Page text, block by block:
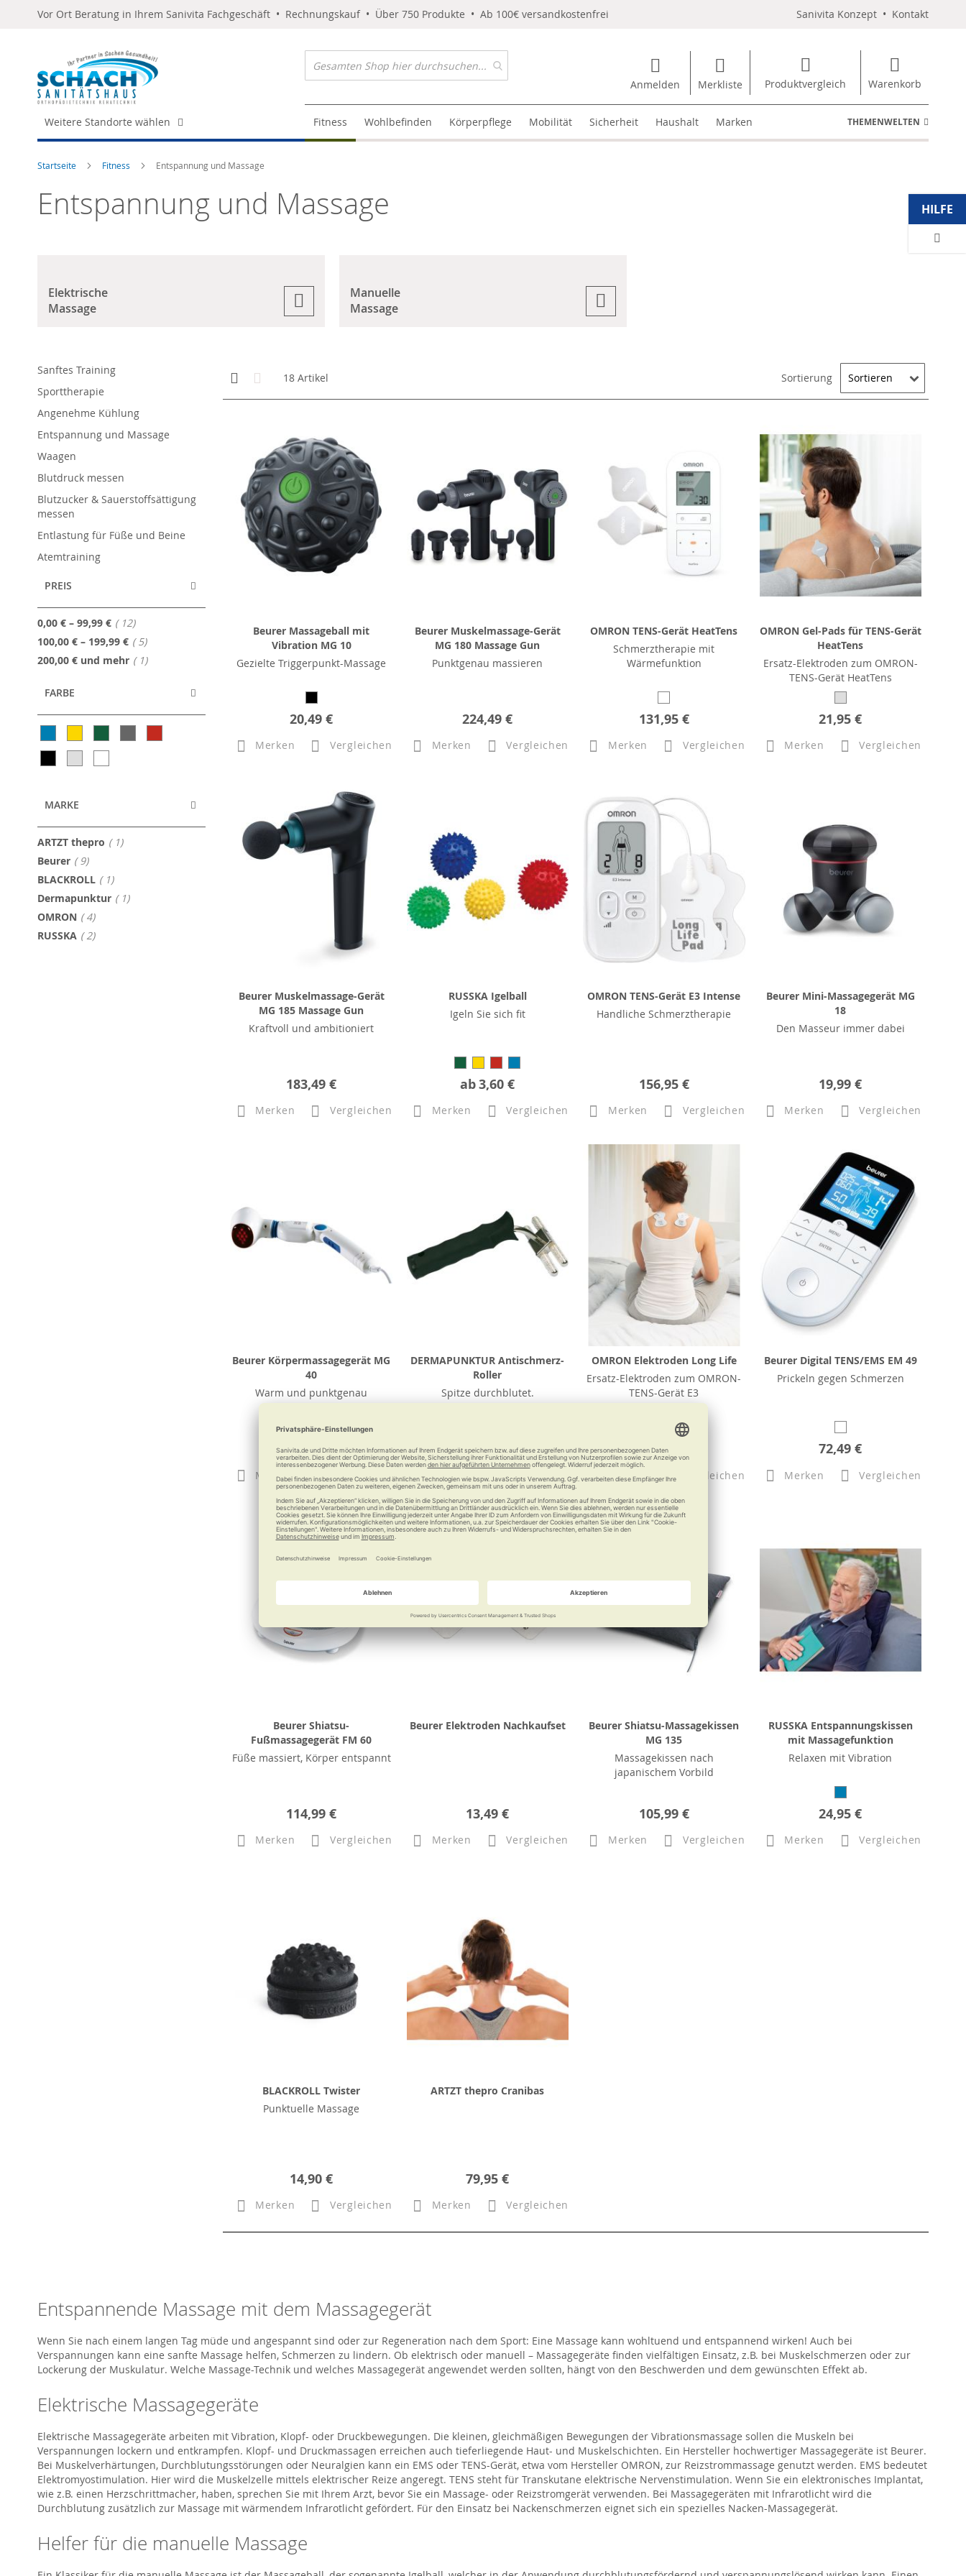
Vor Ort Beratung in Ihrem Sanivita Fachgeschäft • Rechnungskauf • Über 750 Produkte • Ab 100€ versandkostenfrei Sanivita Konzept • Kontakt
Anmelden Merkliste Produktvergleich Warenkorb
Weitere Standorte wählen Fitness Wohlbefinden Körperpflege Mobilität Sicherheit Haushalt Marken THEMENWELTEN
Startseite Fitness Entspannung und Massage
Entspannung und Massage
Elektrische
Massage
Manuelle
Massage
Anzeigen
als
Kachelansicht
18 Artikel Sortierung
Beurer Massageball mit
Vibration MG 10
Gezielte Triggerpunkt-Massage
20,49 €
Merken Vergleichen
Beurer Muskelmassage-Gerät
MG 180 Massage Gun
Punktgenau massieren
224,49 €
Merken Vergleichen
OMRON TENS-Gerät HeatTens
Schmerztherapie mit
Wärmefunktion
131,95 €
Merken Vergleichen
OMRON Gel-Pads für TENS-Gerät
HeatTens
Ersatz-Elektroden zum OMRON-
TENS-Gerät HeatTens
21,95 €
Merken Vergleichen
Beurer Muskelmassage-Gerät
MG 185 Massage Gun
Kraftvoll und ambitioniert
183,49 €
Merken Vergleichen
RUSSKA Igelball
Igeln Sie sich fit
ab3,60 €
Merken Vergleichen
OMRON TENS-Gerät E3 Intense
Handliche Schmerztherapie
156,95 €
Merken Vergleichen
Beurer Mini-Massagegerät MG
18
Den Masseur immer dabei
19,99 €
Merken Vergleichen
Beurer Körpermassagegerät MG
40
Warm und punktgenau
61,49 €
Merken Vergleichen
DERMAPUNKTUR Antischmerz-
Roller
Spitze durchblutet.
ab59,00 €
Merken Vergleichen
OMRON Elektroden Long Life
Ersatz-Elektroden zum OMRON-
TENS-Gerät E3
25,50 €
Merken Vergleichen
Beurer Digital TENS/EMS EM 49
Prickeln gegen Schmerzen
72,49 €
Merken Vergleichen
Beurer Shiatsu-
Fußmassagegerät FM 60
Füße massiert, Körper entspannt
114,99 €
Merken Vergleichen
Beurer Elektroden Nachkaufset
13,49 €
Merken Vergleichen
Beurer Shiatsu-Massagekissen
MG 135
Massagekissen nach
japanischem Vorbild
105,99 €
Merken Vergleichen
RUSSKA Entspannungskissen
mit Massagefunktion
Relaxen mit Vibration
24,95 €
Merken Vergleichen
BLACKROLL Twister
Punktuelle Massage
14,90 €
Merken Vergleichen
ARTZT thepro Cranibas
79,95 €
Merken Vergleichen
Sanftes Training
Sporttherapie
Angenehme Kühlung
Entspannung und Massage
Waagen
Blutdruck messen
Blutzucker & Sauerstoffsättigung
messen
Entlastung für Füße und Beine
Atemtraining
PREIS
0,00 € – 99,99 € 12Artikel
100,00 € – 199,99 € 5Artikel
200,00 € und mehr 1Artikel
FARBE
MARKE
ARTZT thepro 1Artikel
Beurer 9Artikel
BLACKROLL 1Artikel
Dermapunktur 1Artikel
OMRON 4Artikel
RUSSKA 2Artikel
Entspannende Massage mit dem Massagegerät
Wenn Sie nach einem langen Tag müde und angespannt sind oder zur Regeneration nach dem Sport: Eine Massage kann wohltuend und entspannend wirken! Auch bei
Verspannungen kann eine sanfte Massage helfen, Schmerzen zu lindern. Ob elektrisch oder manuell – Massagegeräte finden vielfältigen Einsatz, z.B. bei Muskelschmerzen oder zur
Lockerung der Muskulatur. Welche Massage-Technik und welches Massagegerät angewendet werden sollten, hängt von den Beschwerden und dem gewünschten Effekt ab.
Elektrische Massagegeräte
Elektrische Massagegeräte arbeiten mit Vibration, Klopf- oder Druckbewegungen. Die kleinen, gleichmäßigen Bewegungen der Vibrationsmassage sollen die Muskeln bei
Verspannungen lockern und entkrampfen. Klopf- und Druckmassagen erreichen auch tieferliegende Haut- und Muskelschichten. Ein Hersteller hochwertiger Massagegeräte ist Beurer.
Bei Muskelverhärtungen, Durchblutungsstörungen oder Neuralgien kann ein EMS oder TENS-Gerät, etwa vom Hersteller OMRON, zur Reizstrommassage genutzt werden. EMS bedeutet
Elektromyostimulation. Hier wird die Muskelzelle mittels elektrischer Reize angeregt. TENS steht für Transkutane elektrische Nervenstimulation. Wenn Sie ein elektronisches Implantat,
wie z.B. einen Herzschrittmacher, haben, sprechen Sie mit Ihrem Arzt, bevor Sie ein Massage- oder Reizstromgerät verwenden. Bei Massagegeräten mit Infrarotlicht wird die
Durchblutung zusätzlich zur Massage mit wärmendem Infrarotlicht gefördert. Für den Einsatz bei Nackenschmerzen eignet sich ein spezielles Nacken-Massagegerät.
Helfer für die manuelle Massage
HILFE